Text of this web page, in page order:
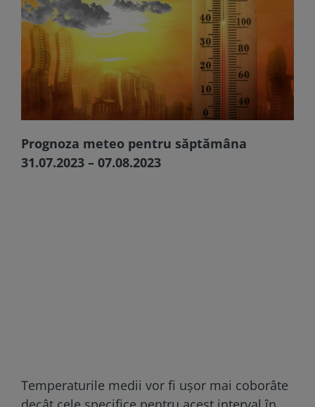
Prognoza meteo pentru săptămâna
31.07.2023 – 07.08.2023
Temperaturile medii vor fi ușor mai coborâte